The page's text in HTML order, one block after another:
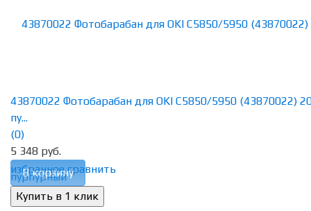
избранное сравнить
43870022 Фотобарабан для OKI C5850/5950 (43870022)
пу...
(0)
5 348 руб.
В корзину